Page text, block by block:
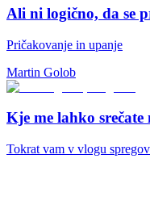
Ali ni logično, da se
Pričakovanje in upanje
Martin Golob
Kje me lahko srečate
Tokrat vam v vlogu